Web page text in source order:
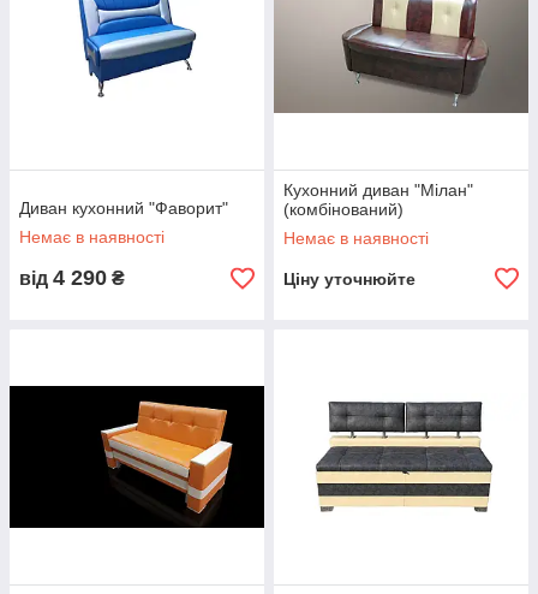
Диван кухонний "Фаворит"
Немає в наявності
від 4 290 ₴
Кухонний диван "Мілан"
(комбінований)
Немає в наявності
Ціну уточнюйте